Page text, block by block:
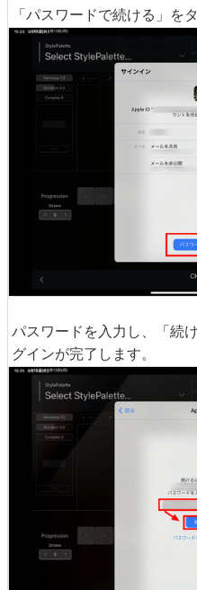
「パスワードで続ける」をタ
パスワードを入力し、「続
グインが完了します。